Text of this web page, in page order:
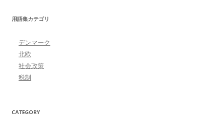
用語集カテゴリ
デンマーク
北欧
社会政策
税制
CATEGORY